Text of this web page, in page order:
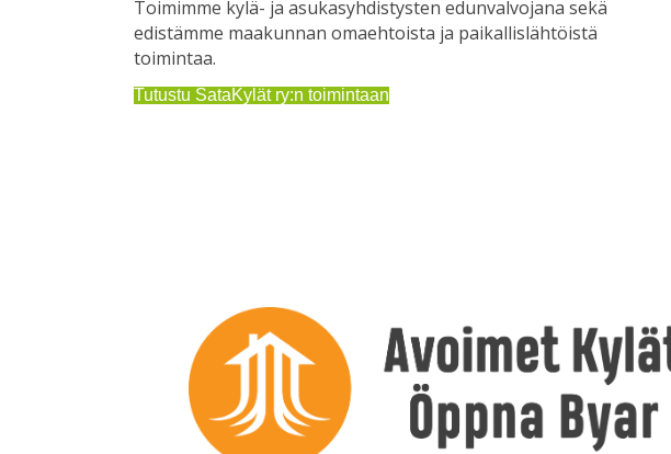
Toimimme kylä- ja asukasyhdistysten edunvalvojana sekä
edistämme maakunnan omaehtoista ja paikallislähtöistä
toimintaa.
Tutustu SataKylät ry:n toimintaan